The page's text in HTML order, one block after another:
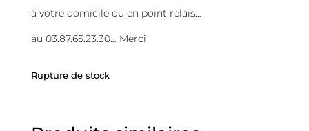
à votre domicile ou en point relais…
au 03.87.65.23.30… Merci
Rupture de stock